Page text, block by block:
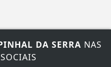
DA SERRA NAS